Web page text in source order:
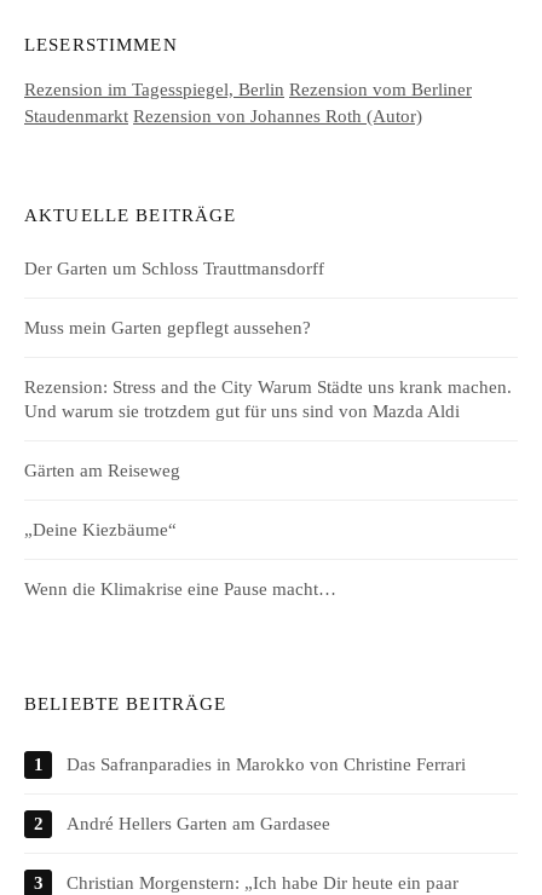
LESERSTIMMEN
Rezension im Tagesspiegel, Berlin Rezension vom Berliner
Staudenmarkt Rezension von Johannes Roth (Autor)
AKTUELLE BEITRÄGE
Der Garten um Schloss Trauttmansdorff
Muss mein Garten gepflegt aussehen?
Rezension: Stress and the City Warum Städte uns krank machen.
Und warum sie trotzdem gut für uns sind von Mazda Aldi
Gärten am Reiseweg
„Deine Kiezbäume“
Wenn die Klimakrise eine Pause macht…
BELIEBTE BEITRÄGE
Das Safranparadies in Marokko von Christine Ferrari
André Hellers Garten am Gardasee
Christian Morgenstern: „Ich habe Dir heute ein paar